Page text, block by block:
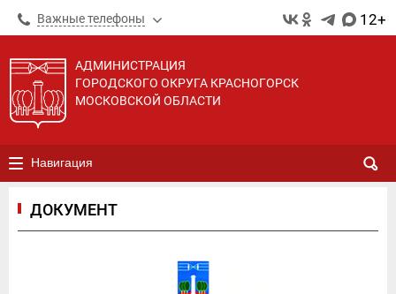
Важные телефоны 12+
АДМИНИСТРАЦИЯ
ГОРОДСКОГО ОКРУГА КРАСНОГОРСК
МОСКОВСКОЙ ОБЛАСТИ
Навигация
ДОКУМЕНТ